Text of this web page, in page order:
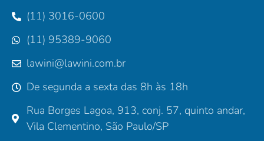
(11) 3016-0600
(11) 95389-9060
lawini@lawini.com.br
De segunda a sexta das 8h às 18h
Rua Borges Lagoa, 913, conj. 57, quinto andar,
Vila Clementino, São Paulo/SP